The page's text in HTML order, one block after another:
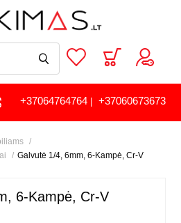
+37064764764| +37060673673
Galvutė 1/4, 6mm, 6-Kampė, Cr-V
6-Kampė, Cr-V